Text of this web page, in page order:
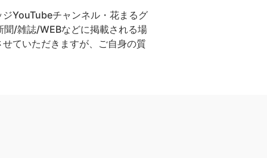
YouTubeチャンネル・花まるグ
/雑誌/WEBなどに掲載される場
ていただきますが、ご自身の質